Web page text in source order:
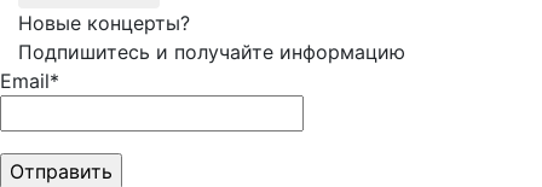
Новые концерты?
Подпишитесь и получайте информацию
Email*